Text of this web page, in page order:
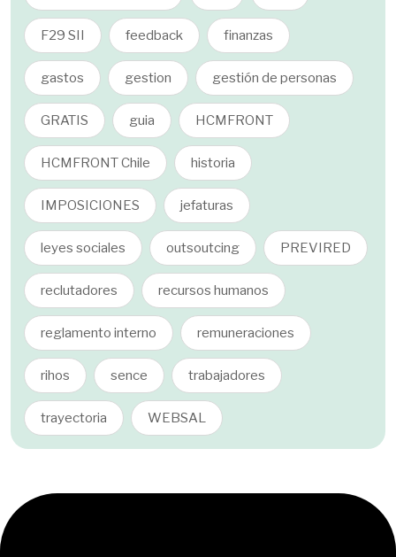
F29 SII feedback finanzas
gastos gestion gestión de personas
GRATIS guia HCMFRONT
HCMFRONT Chile historia
IMPOSICIONES jefaturas
leyes sociales outsoutcing PREVIRED
reclutadores recursos humanos
reglamento interno remuneraciones
rihos sence trabajadores
trayectoria WEBSAL